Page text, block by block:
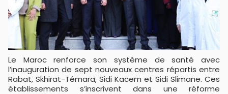
Le Maroc renforce son système de santé avec
l’inauguration de sept nouveaux centres répartis entre
Rabat, Skhirat-Témara, Sidi Kacem et Sidi Slimane. Ces
établissements s’inscrivent dans une réforme